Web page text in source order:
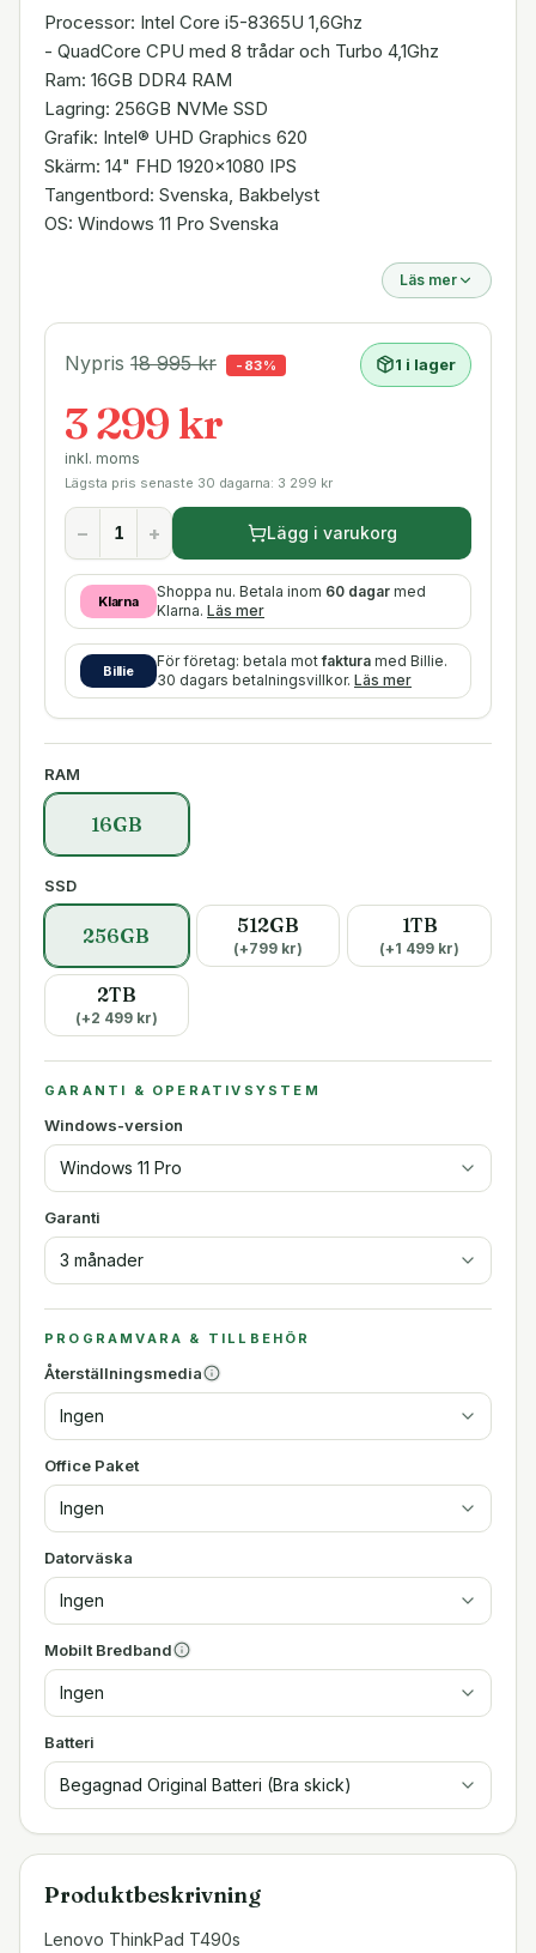
Processor: Intel Core i5-8365U 1,6Ghz
- QuadCore CPU med 8 trådar och Turbo 4,1Ghz
Ram: 16GB DDR4 RAM
Lagring: 256GB NVMe SSD
Grafik: Intel® UHD Graphics 620
Skärm: 14" FHD 1920x1080 IPS
Tangentbord: Svenska, Bakbelyst
OS: Windows 11 Pro Svenska
Läs mer
Nypris 18 995kr - 83% 1 i lager
3 299 kr
inkl. moms
Lägsta pris senaste 30 dagarna: 3 299 kr
− + Lägg i varukorg
Klarna
Shoppa nu. Betala inom 60 dagar med
Klarna. Läs mer
Billie
För företag: betala motfaktura med Billie.
30 dagars betalningsvillkor. Läs mer
RAM
16GB
SSD
256GB 512GB
(+799kr)
1TB
(+1 499 kr)
2TB
(+2 499kr)
GARANTI & OPERATIVSYSTEM
Windows-version
Windows 11 Pro
Garanti
3 månader
PROGRAMVARA & TILLBEHÖR
Återställningsmedia
Ingen
Office Paket
Ingen
Datorväska
Ingen
Mobilt Bredband
Ingen
Batteri
Begagnad Original Batteri (Bra skick)
Produktbeskrivning
Lenovo ThinkPad T490s